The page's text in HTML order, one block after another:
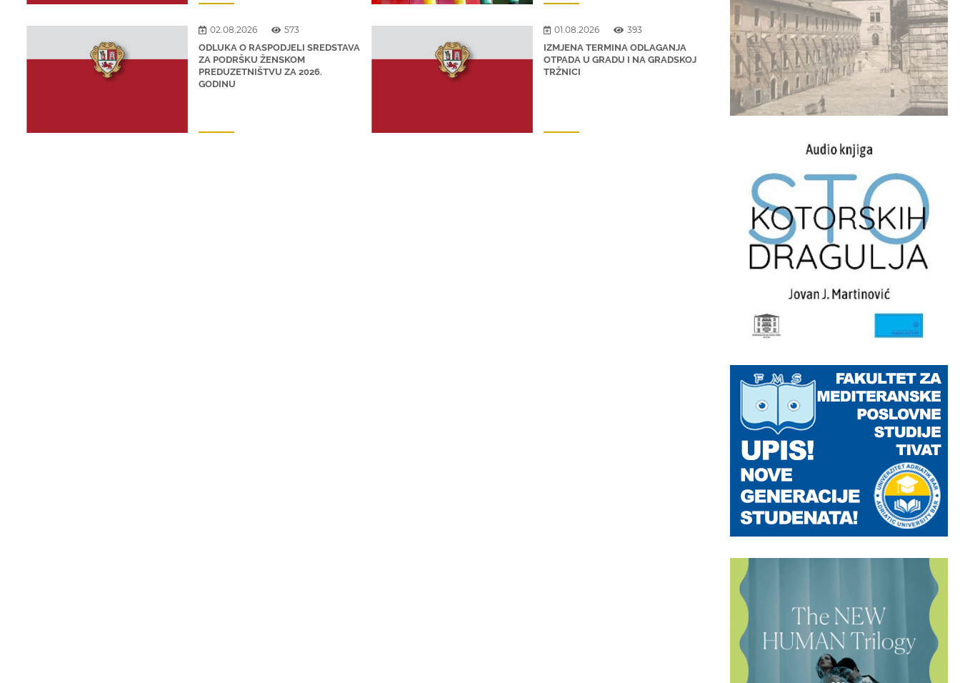
02.08.2026
573
ODLUKA O RASPODJELI SREDSTAVA
ZA PODRŠKU ŽENSKOM
PREDUZETNIŠTVU ZA 2026.
GODINU
01.08.2026
393
IZMJENA TERMINA ODLAGANJA
OTPADA U GRADU I NA GRADSKOJ
TRŽNICI